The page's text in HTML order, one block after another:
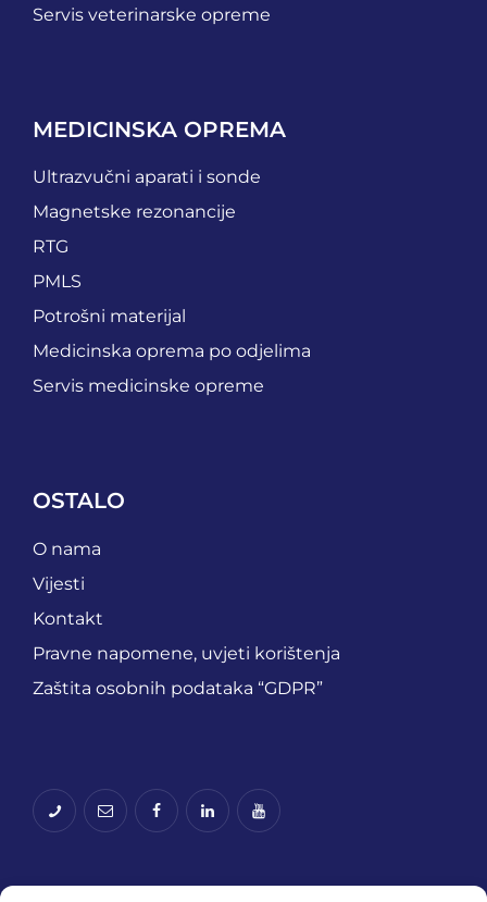
Servis veterinarske opreme
MEDICINSKA OPREMA
Ultrazvučni aparati i sonde
Magnetske rezonancije
RTG
PMLS
Potrošni materijal
Medicinska oprema po odjelima
Servis medicinske opreme
OSTALO
O nama
Vijesti
Kontakt
Pravne napomene, uvjeti korištenja
Zaštita osobnih podataka “GDPR”